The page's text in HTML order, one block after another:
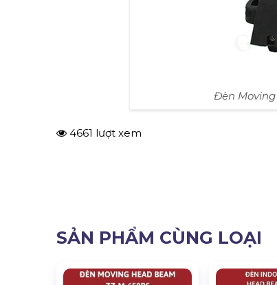
Đèn Moving
4661 lượt xem
SẢN PHẨM CÙNG LOẠI